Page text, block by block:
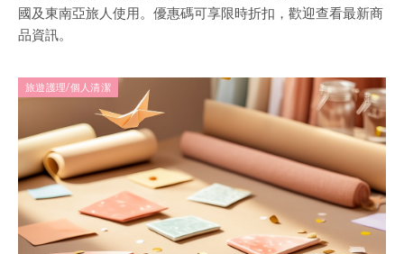
國及東南亞旅人使用。優惠碼可享限時折扣，歡迎查看最新商
品資訊。
旅遊護理/個人清潔